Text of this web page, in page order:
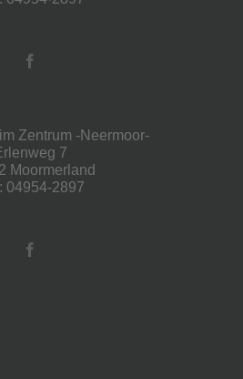
Zentrum -Neermoor-
7
Moormerland
04954-2897